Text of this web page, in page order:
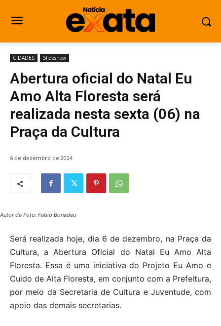
CIDADES Slideshow
Abertura oficial do Natal Eu
Amo Alta Floresta será
realizada nesta sexta (06) na
Praça da Cultura
6 de dezembro de 2024
Autor da Foto: Fabio Bonadeu
Será realizada hoje, dia 6 de dezembro, na Praça da
Cultura, a Abertura Oficial do Natal Eu Amo Alta
Floresta. Essa é uma iniciativa do Projeto Eu Amo e
Cuido de Alta Floresta, em conjunto com a Prefeitura,
por meio da Secretaria de Cultura e Juventude, com
apoio das demais secretarias.